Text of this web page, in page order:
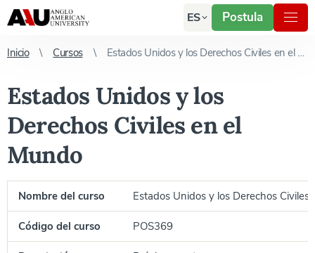
ES Postula
Inicio Cursos Estados Unidos y los Derechos Civiles en el Mundo
Estados Unidos y los
Derechos Civiles en el
Mundo
Nombre del curso Estados Unidos y los Derechos Civiles
Código del curso POS369